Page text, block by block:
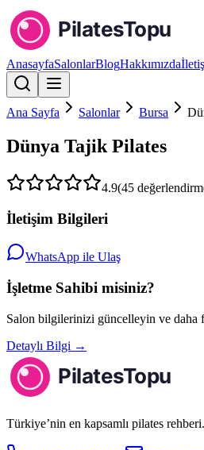
AnasayfaSalonlarBlogHakkımızda
Ana Sayfa Salonlar Bursa
Dünya Tajik Pilates
4.9(45
İletişim Bilgileri
WhatsApp ile Ulaş
İşletme Sahibi misiniz?
Salon bilgilerinizi güncelleyin ve daha
Detaylı Bilgi →
Türkiye’nin en kapsamlı pilates